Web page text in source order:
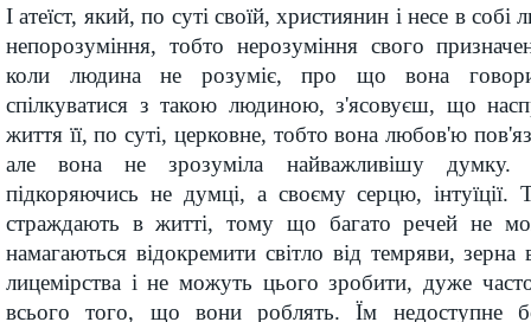
І атеїст, який, по суті своїй, християнин і несе в
непорозуміння, тобто нерозуміння свого
коли людина не розуміє, про що вона
спілкуватися з такою людиною, з'ясовуєш, що
життя її, по суті, церковне, тобто вона любов'ю
але вона не зрозуміла найважливішу
підкоряючись не думці, а своєму серцю, інтуїції.
страждають в житті, тому що багато речей не
намагаються відокремити світло від темряви,
лицемірства і не можуть цього зробити, дуже
всього того, що вони роблять. Їм недоступне